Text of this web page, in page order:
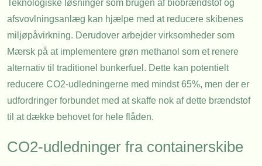
Teknologiske løsninger som brugen af biobrændstof og
afsvovlningsanlæg kan hjælpe med at reducere skibenes
miljøpåvirkning. Derudover arbejder virksomheder som
Mærsk på at implementere grøn methanol som et renere
alternativ til traditionel bunkerfuel. Dette kan potentielt
reducere CO2-udledningerne med mindst 65%, men der er
udfordringer forbundet med at skaffe nok af dette brændstof
til at dække behovet for hele flåden.
CO2-udledninger fra containerskibe